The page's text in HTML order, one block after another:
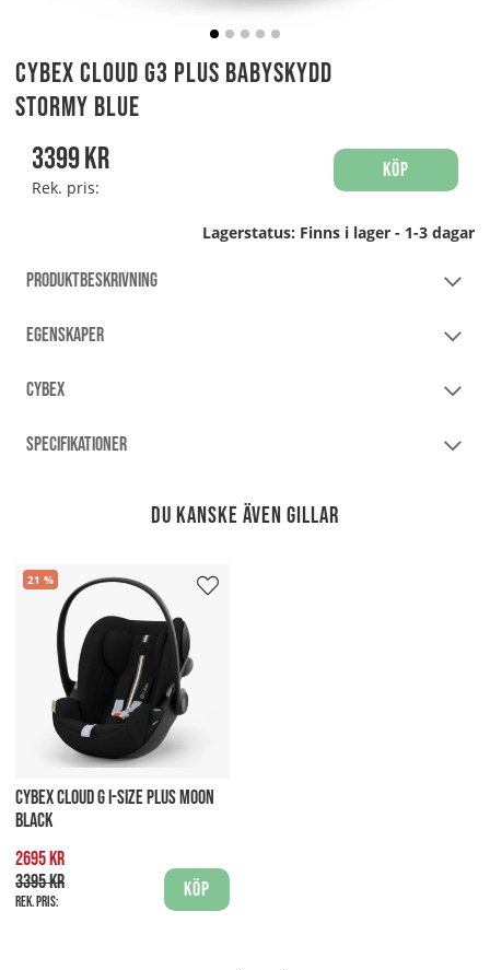
Cybex Cloud G3 PLUS Babyskydd
Stormy Blue
3399kr
Rek. pris:
Köp
Lagerstatus: Finns i lager - 1-3 dagar
PRODUKTBESKRIVNING
EGENSKAPER
CYBEX
SPECIFIKATIONER
Du kanske även gillar
21
CYBEX CLOUD G I-SIZE PLUS MOON
BLACK
2695 kr
3395 kr
Rek. pris:
Köp